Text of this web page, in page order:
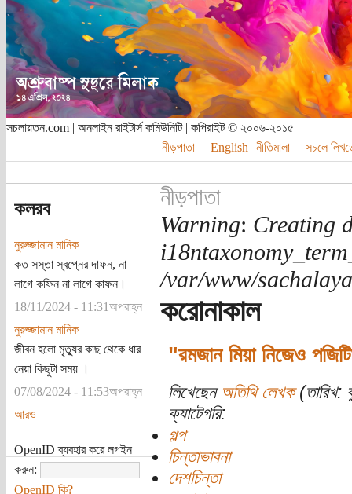
সচলায়তন.com | অনলাইন রাইটার্স কমিউনিটি | কপিরাইট © ২০০৬-২০১৫
নীড়পাতা
English নীতিমালা সচলে
কলরব
নুরুজ্জামান মানিক
কত সস্তা স্বপ্নের দাফন, না
লাগে কফিন না লাগে কাফন।
18/11/2024 - 11:31অপরাহ্ন
নুরুজ্জামান মানিক
জীবন হলো মৃত্যুর কাছ থেকে ধার
নেয়া কিছুটা সময় ।
07/08/2024 - 11:53অপরাহ্ন
আরও
OpenID ব্যবহার করে লগইন
করুন:
OpenID কি?
নীড়পাতা
Warning: Creating
/var/www/
করোনাকাল
"রমজান মিয়া নিজেও
লিখেছেন অতিথি লেখক(তারিখ:
ক্যাটেগরি:
গল্প
চিন্তাভাবনা
দেশচিন্তা